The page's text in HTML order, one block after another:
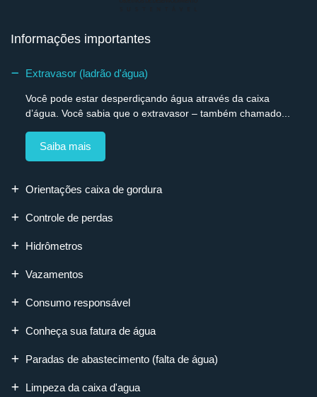
Informações importantes
Extravasor (ladrão d'água)
Você pode estar desperdiçando água através da caixa
d’água. Você sabia que o extravasor – também chamado...
Saiba mais
Orientações caixa de gordura
Controle de perdas
Hidrômetros
Vazamentos
Consumo responsável
Conheça sua fatura de água
Paradas de abastecimento (falta de água)
Limpeza da caixa d'agua